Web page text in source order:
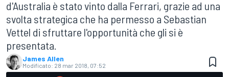
d'Australia è stato vinto dalla Ferrari, grazie ad una
svolta strategica che ha permesso a Sebastian
Vettel di sfruttare l'opportunità che gli si è
presentata.
James Allen
Modificato: 28 mar 2018, 07:52